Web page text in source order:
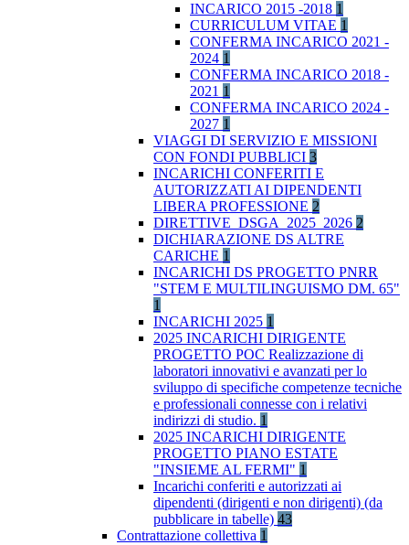
INCARICO 2015 -2018 1
CURRICULUM VITAE 1
CONFERMA INCARICO 2021 -
2024 1
CONFERMA INCARICO 2018 -
2021 1
CONFERMA INCARICO 2024 -
2027 1
VIAGGI DI SERVIZIO E MISSIONI
CON FONDI PUBBLICI 3
INCARICHI CONFERITI E
AUTORIZZATI AI DIPENDENTI
LIBERA PROFESSIONE 2
DIRETTIVE_DSGA_2025_2026 2
DICHIARAZIONE DS ALTRE
CARICHE 1
INCARICHI DS PROGETTO PNRR
"STEM E MULTILINGUISMO DM. 65"
1
INCARICHI 2025 1
2025 INCARICHI DIRIGENTE
PROGETTO POC Realizzazione di
laboratori innovativi e avanzati per lo
sviluppo di specifiche competenze tecniche
e professionali connesse con i relativi
indirizzi di studio. 1
2025 INCARICHI DIRIGENTE
PROGETTO PIANO ESTATE
"INSIEME AL FERMI" 1
Incarichi conferiti e autorizzati ai
dipendenti (dirigenti e non dirigenti) (da
pubblicare in tabelle) 43
Contrattazione collettiva 1